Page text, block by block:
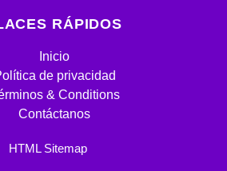
RÁPIDOS
Inicio
de privacidad
& Conditions
Contáctanos
HTML Sitemap